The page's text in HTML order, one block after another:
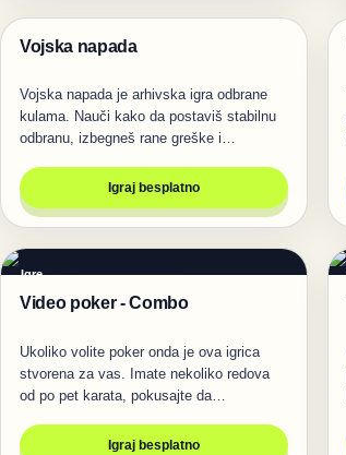
Igre
Vojska napada
Vojska napada je arhivska igra odbrane
kulama. Nauči kako da postaviš stabilnu
odbranu, izbegneš rane greške i…
Igraj besplatno
Igre
Video poker - Combo
Ukoliko volite poker onda je ova igrica
stvorena za vas. Imate nekoliko redova
od po pet karata, pokusajte da…
Igraj besplatno